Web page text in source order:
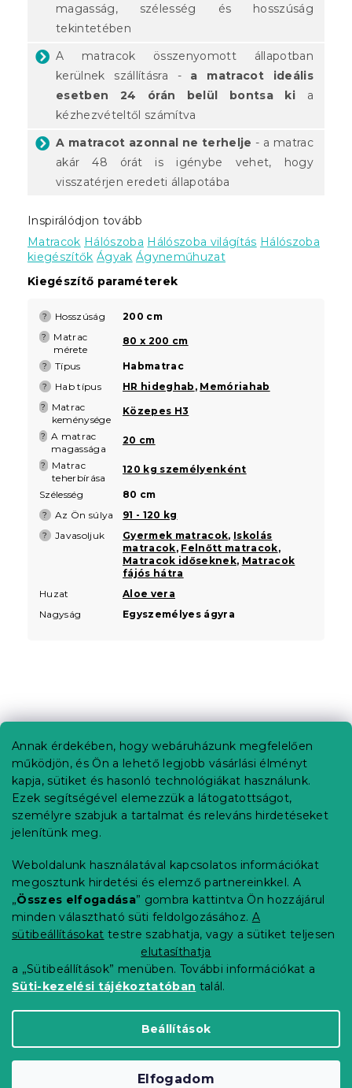
Annak érdekében, hogy webáruházunk megfelelően
működjön, és Ön a lehető legjobb vásárlási élményt
kapja, sütiket és hasonló technológiákat használunk.
Ezek segítségével elemezzük a látogatottságot,
személyre szabjuk a tartalmat és releváns hirdetéseket
jelenítünk meg.
Weboldalunk használatával kapcsolatos információkat
megosztunk hirdetési és elemző partnereinkkel. A
„Összes elfogadása” gombra kattintva Ön hozzájárul
minden választható süti feldolgozásához. A
sütibeállításokat testre szabhatja, vagy a sütiket teljesen
elutasíthatja
a „Sütibeállítások” menüben. További információkat a
Süti-kezelési tájékoztatóban talál.
Beállítások
Elfogadom
magasság, szélesség és hosszúság
tekintetében
A matracok összenyomott állapotban
kerülnek szállításra - a matracot ideális
esetben 24 órán belül bontsa ki a
kézhezvételtől számítva
A matracot azonnal ne terhelje - a matrac
akár 48 órát is igénybe vehet, hogy
visszatérjen eredeti állapotába
Inspirálódjon tovább
Matracok Hálószoba Hálószoba világítás Hálószoba
kiegészítők Ágyak Ágyneműhuzat
Kiegészítő paraméterek
? Hosszúság 200 cm
?
Matrac
mérete
80 x 200 cm
? Típus Habmatrac
? Hab típus HR hideghab , Memóriahab
?
Matrac
keménysége
Közepes H3
?
A matrac
magassága
20 cm
?
Matrac
teherbírása
120 kg személyenként
Szélesség 80 cm
? Az Ön súlya 91 - 120 kg
? Javasoljuk Gyermek matracok, Iskolás
matracok, Felnőtt matracok,
Matracok időseknek, Matracok
fájós hátra
Huzat
Aloe vera
Nagyság
Egyszemélyes ágyra
á
Információ az Ön számára
Rendelés követése
Szállítási lehetőségek
Fizetési lehetőségek
Reklamáció és áruvisszaküldés
Elérhetőség
Általános szerződési feltételek
Adatvédelmi nyilatkozat
Blog
Partnereinknek
Copyright 2026Elerheto otthon. Minden jog
Süti beállítások szerkesztése